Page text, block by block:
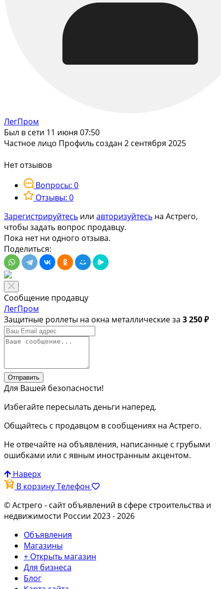
ЛегПром
Был в сети 11 июня 07:50
Частное лицо Профиль создан 2 сентября 2025
Нет отзывов
Вопросы: 0
Отзывы: 0
Зарегистрируйтесь или авторизуйтесь на Астрего,
чтобы задать вопрос продавцу.
Пока нет ни одного отзыва.
Поделиться:
Сообщение продавцу
ЛегПром
Защитные роллеты на окна металлические за 3 250 ₽
Отправить
Для Вашей безопасности!
Избегайте пересылать деньги наперед.
Общайтесь с продавцом в сообщениях на Астрего.
Не отвечайте на объявления, написанные с грубыми
ошибками или с явным иностранным акцентом.
Наверх
В корзинуТелефон
© Астрего - сайт объявлений в сфере строительства и
недвижимости России 2023 - 2026
Объявления
Магазины
+ Открыть магазин
Для бизнеса
Блог